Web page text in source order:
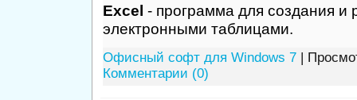
Excel - программа для создания и
электронными таблицами.
Офисный софт для Windows 7|
Комментарии (0)